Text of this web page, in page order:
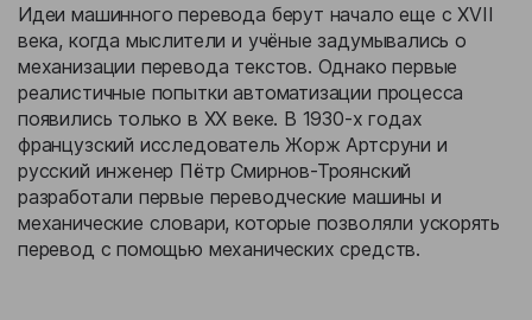
Идеи машинного перевода берут начало еще с XVII
века, когда мыслители и учёные задумывались о
механизации перевода текстов. Однако первые
реалистичные попытки автоматизации процесса
появились только в XX веке. В 1930-х годах
французский исследователь Жорж Артсруни и
русский инженер Пётр Смирнов-Троянский
разработали первые переводческие машины и
механические словари, которые позволяли ускорять
перевод с помощью механических средств.